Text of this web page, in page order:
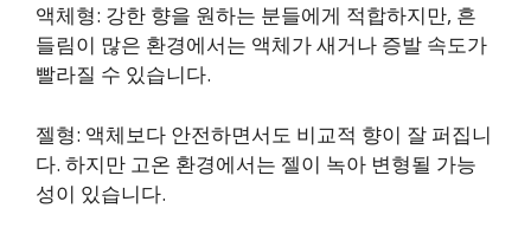
액체형: 강한 향을 원하는 분들에게 적합하지만, 흔
들림이 많은 환경에서는 액체가 새거나 증발 속도가
빨라질 수 있습니다.
젤형: 액체보다 안전하면서도 비교적 향이 잘 퍼집니
다. 하지만 고온 환경에서는 젤이 녹아 변형될 가능
성이 있습니다.